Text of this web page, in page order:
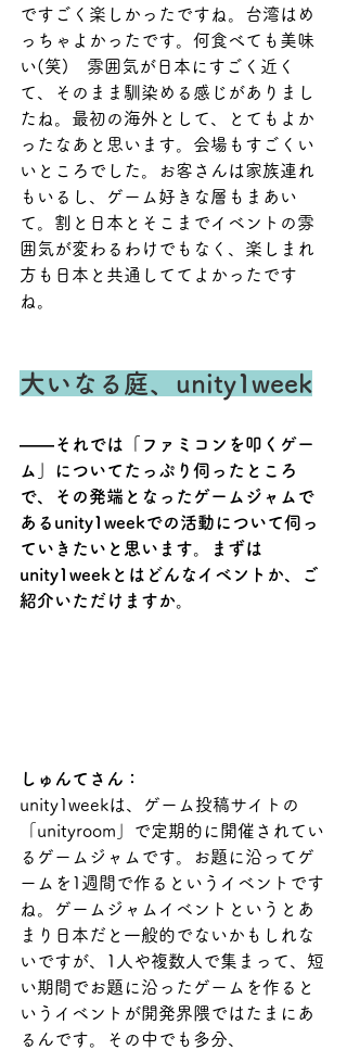
ですごく楽しかったですね。台湾はめ
っちゃよかったです。何食べても美味
い(笑)　雰囲気が日本にすごく近く
て、そのまま馴染める感じがありまし
たね。最初の海外として、とてもよか
ったなあと思います。会場もすごくい
いところでした。お客さんは家族連れ
もいるし、ゲーム好きな層もまあい
て。割と日本とそこまでイベントの雰
囲気が変わるわけでもなく、楽しまれ
方も日本と共通しててよかったです
ね。
大いなる庭、unity1week
――それでは「ファミコンを叩くゲー
ム」についてたっぷり伺ったところ
で、その発端となったゲームジャムで
あるunity1weekでの活動について伺っ
ていきたいと思います。まずは
unity1weekとはどんなイベントか、ご
紹介いただけますか。
しゅんてさん：
unity1weekは、ゲーム投稿サイトの
「unityroom」で定期的に開催されてい
るゲームジャムです。お題に沿ってゲ
ームを1週間で作るというイベントです
ね。ゲームジャムイベントというとあ
まり日本だと一般的でないかもしれな
いですが、1人や複数人で集まって、短
い期間でお題に沿ったゲームを作ると
いうイベントが開発界隈ではたまにあ
るんです。その中でも多分、